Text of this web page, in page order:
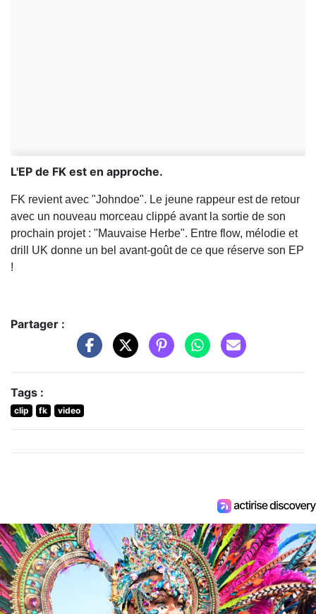
L'EP de FK est en approche.
FK revient avec "Johndoe". Le jeune rappeur est de retour
avec un nouveau morceau clippé avant la sortie de son
prochain projet : "Mauvaise Herbe". Entre flow, mélodie et
drill UK donne un bel avant-goût de ce que réserve son EP
!
Partager :
Tags :
clip fk video